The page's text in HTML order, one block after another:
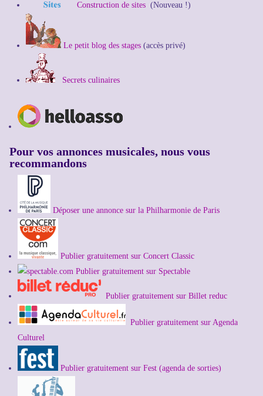
Construction de sites(Nouveau !)
Le petit blog des stages(accès privé)
Secrets culinaires
Pour vos annonces musicales, nous vous
recommandons
Déposer une annonce sur la Philharmonie de Paris
Publier gratuitement sur Concert Classic
Publier gratuitement sur Spectable
Publier gratuitement sur Billet reduc
Publier gratuitement sur Agenda
Culturel
Publier gratuitement sur Fest (agenda de sorties)